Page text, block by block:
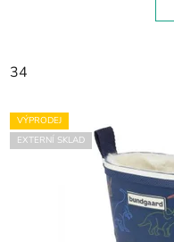
34
VÝPRODEJ
EXTERNÍ SKLAD